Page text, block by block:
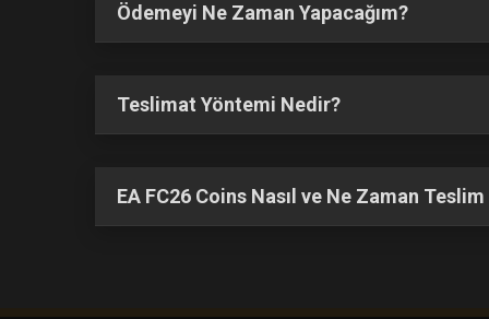
Ödemeyi Ne Zaman Yapacağım?
Teslimat Yöntemi Nedir?
EA FC26 Coins Nasıl ve Ne Zaman